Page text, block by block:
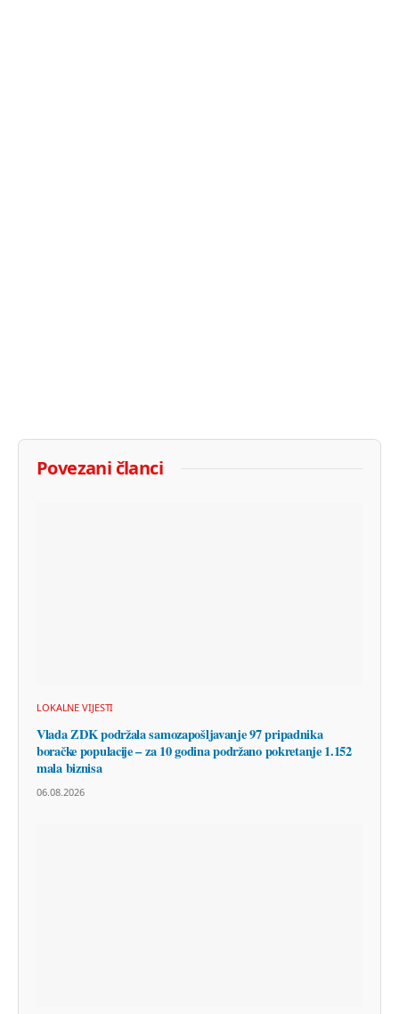
Povezani članci
LOKALNE VIJESTI
Vlada ZDK podržala samozapošljavanje 97 pripadnika
boračke populacije – za 10 godina podržano pokretanje 1.152
mala biznisa
06.08.2026